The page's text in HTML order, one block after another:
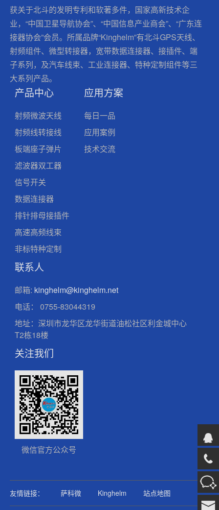
获关于北斗的发明专利和软著多件，国家高新技术企
业，“中国卫星导航协会”、“中国信息产业商会”、“广东连
接器协会”会员。所属品牌“Kinghelm”有北斗GPS天线、
射频组件、微型转接器，宽带数据连接器、接插件、端
子系列，及汽车线束、工业连接器、特种定制组件等三
大系列产品。
产品中心
射频微波天线
射频线转接线
板端座子弹片
滤波器双工器
信号开关
数据连接器
排针排母接插件
高速高频线束
非标特种定制
应用方案
每日一品
应用案例
技术交流
联系人
邮箱: kinghelm@kinghelm.net
电话：
0755-83044319
地址：深圳市龙华区龙华街道油松社区利金城中心
T2栋18楼
关注我们
微信官方公众号
友情链接： 萨科微 Kinghelm 站点地图